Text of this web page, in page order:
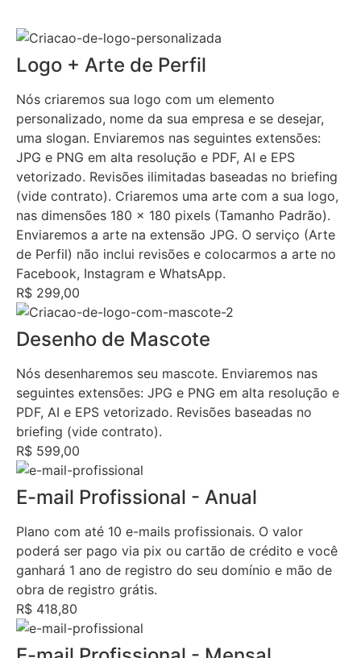
Logo + Arte de Perfil
Nós criaremos sua logo com um elemento
personalizado, nome da sua empresa e se desejar,
uma slogan. Enviaremos nas seguintes extensões:
JPG e PNG em alta resolução e PDF, AI e EPS
vetorizado. Revisões ilimitadas baseadas no briefing
(vide contrato). Criaremos uma arte com a sua logo,
nas dimensões 180 x 180 pixels (Tamanho Padrão).
Enviaremos a arte na extensão JPG. O serviço (Arte
de Perfil) não inclui revisões e colocarmos a arte no
Facebook, Instagram e WhatsApp.
R$ 299,00
Desenho de Mascote
Nós desenharemos seu mascote. Enviaremos nas
seguintes extensões: JPG e PNG em alta resolução e
PDF, AI e EPS vetorizado. Revisões baseadas no
briefing (vide contrato).
R$ 599,00
E-mail Profissional - Anual
Plano com até 10 e-mails profissionais. O valor
poderá ser pago via pix ou cartão de crédito e você
ganhará 1 ano de registro do seu domínio e mão de
obra de registro grátis.
R$ 418,80